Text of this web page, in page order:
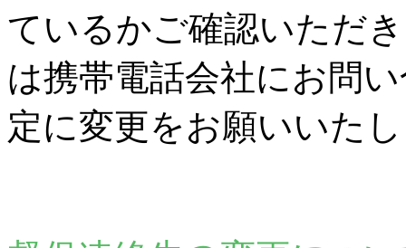
ているかご確認いただ
は携帯電話会社にお問
定に変更をお願いいた